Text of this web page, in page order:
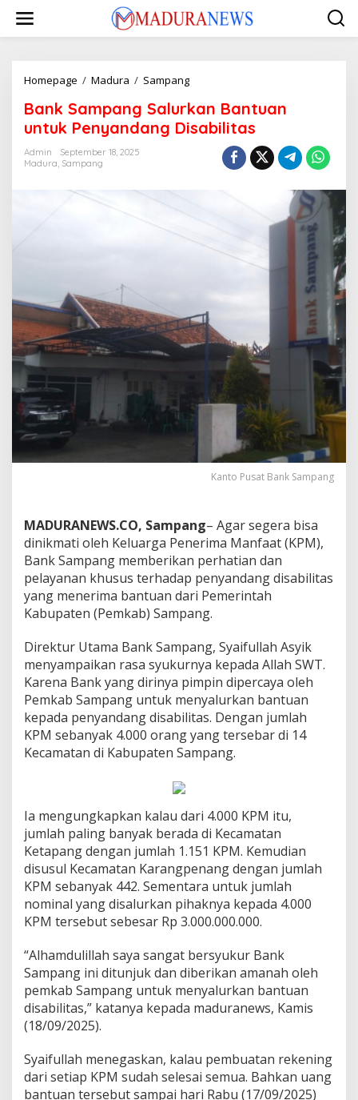
konten
Homepage / Madura / SampangBank
Salurkan
Bantuan
untuk
Penyandang
Disabilitas
Bank Sampang Salurkan Bantuan
untuk Penyandang Disabilitas
Admin
September 18, 2025
Madura, Sampang
Kanto Pusat Bank Sampang
MADURANEWS.CO, Sampang– Agar segera bisa
dinikmati oleh Keluarga Penerima Manfaat (KPM),
Bank Sampang memberikan perhatian dan
pelayanan khusus terhadap penyandang disabilitas
yang menerima bantuan dari Pemerintah
Kabupaten (Pemkab) Sampang.
Direktur Utama Bank Sampang, Syaifullah Asyik
menyampaikan rasa syukurnya kepada Allah SWT.
Karena Bank yang dirinya pimpin dipercaya oleh
Pemkab Sampang untuk menyalurkan bantuan
kepada penyandang disabilitas. Dengan jumlah
KPM sebanyak 4.000 orang yang tersebar di 14
Kecamatan di Kabupaten Sampang.
Ia mengungkapkan kalau dari 4.000 KPM itu,
jumlah paling banyak berada di Kecamatan
Ketapang dengan jumlah 1.151 KPM. Kemudian
disusul Kecamatan Karangpenang dengan jumlah
KPM sebanyak 442. Sementara untuk jumlah
nominal yang disalurkan pihaknya kepada 4.000
KPM tersebut sebesar Rp 3.000.000.000.
“Alhamdulillah saya sangat bersyukur Bank
Sampang ini ditunjuk dan diberikan amanah oleh
pemkab Sampang untuk menyalurkan bantuan
disabilitas,” katanya kepada maduranews, Kamis
(18/09/2025).
Syaifullah menegaskan, kalau pembuatan rekening
dari setiap KPM sudah selesai semua. Bahkan uang
bantuan tersebut sampai hari Rabu (17/09/2025)